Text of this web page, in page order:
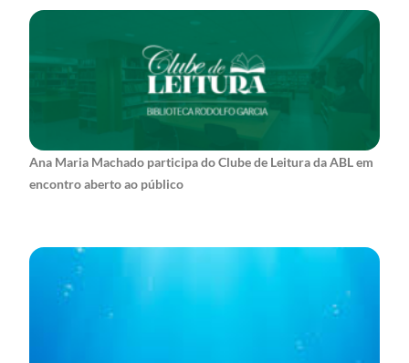
Ana Maria Machado participa do Clube de Leitura da ABL em
encontro aberto ao público